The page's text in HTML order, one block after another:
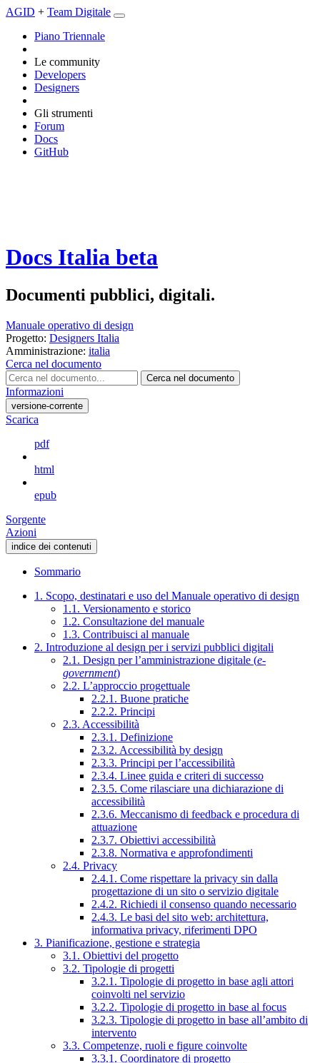
AGID + Team Digitale
Piano Triennale
Le community
Developers
Designers
Gli strumenti
Forum
Docs
GitHub
Docs Italia beta
Documenti pubblici, digitali.
Manuale operativo di design
Progetto: Designers Italia
Amministrazione: italia
Cerca nel documento
Cerca nel documento
Informazioni
versione-corrente
Scarica
pdf
html
epub
Sorgente
Azioni
indice dei contenuti
Sommario
1. Scopo, destinatari e uso del Manuale operativo di design
1.1. Versionamento e storico
1.2. Consultazione del manuale
1.3. Contribuisci al manuale
2. Introduzione al design per i servizi pubblici digitali
2.1. Design per l’amministrazione digitale (e-
government)
2.2. L’approccio progettuale
2.2.1. Buone pratiche
2.2.2. Principi
2.3. Accessibilità
2.3.1. Definizione
2.3.2. Accessibilità by design
2.3.3. Principi per l’accessibilità
2.3.4. Linee guida e criteri di successo
2.3.5. Come rilasciare una dichiarazione di
accessibilità
2.3.6. Meccanismo di feedback e procedura di
attuazione
2.3.7. Obiettivi accessibilità
2.3.8. Normativa e approfondimenti
2.4. Privacy
2.4.1. Come rispettare la privacy sin dalla
progettazione di un sito o servizio digitale
2.4.2. Richiedi il consenso quando necessario
2.4.3. Le basi del sito web: architettura,
informativa privacy, riferimenti DPO
3. Pianificazione, gestione e strategia
3.1. Obiettivi del progetto
3.2. Tipologie di progetti
3.2.1. Tipologie di progetto in base agli attori
coinvolti nel servizio
3.2.2. Tipologie di progetto in base al focus
3.2.3. Tipologie di progetto in base all’ambito di
intervento
3.3. Competenze, ruoli e figure coinvolte
3.3.1. Coordinatore di progetto